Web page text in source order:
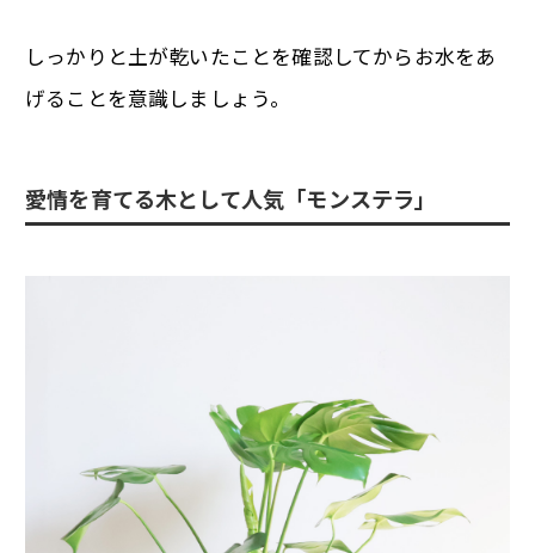
しっかりと土が乾いたことを確認してからお水をあ
げることを意識しましょう。
愛情を育てる木として人気「モンステラ」